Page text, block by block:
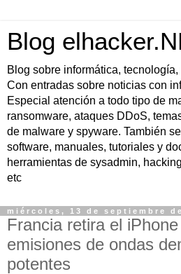
Blog
Blog sobre informática,
Con entradas sobre noticias con
Especial atención a todo tipo de
ransomware, ataques DDoS,
de malware y spyware. También
software, manuales, tutoriales y
herramientas de sysadmin,
etc
miércoles, 13 de septiembre
Francia retira el
emisiones de ondas
potentes